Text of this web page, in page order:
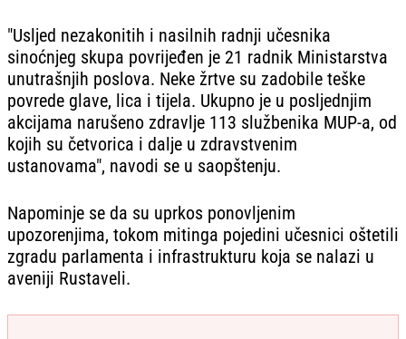
"Usljed nezakonitih i nasilnih radnji učesnika
sinoćnjeg skupa povrijeđen je 21 radnik Ministarstva
unutrašnjih poslova. Neke žrtve su zadobile teške
povrede glave, lica i tijela. Ukupno je u posljednjim
akcijama narušeno zdravlje 113 službenika MUP-a, od
kojih su četvorica i dalje u zdravstvenim
ustanovama", navodi se u saopštenju.
Napominje se da su uprkos ponovljenim
upozorenjima, tokom mitinga pojedini učesnici oštetili
zgradu parlamenta i infrastrukturu koja se nalazi u
aveniji Rustaveli.